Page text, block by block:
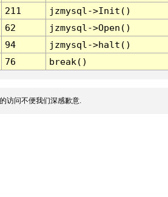
211
jzmysql->Init()
62
jzmysql->Open()
94
jzmysql->halt()
76 break()
访问不便我们深感歉意.